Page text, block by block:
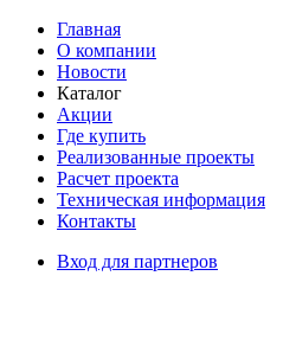
Главная
О компании
Новости
Каталог
Акции
Где купить
Реализованные проекты
Расчет проекта
Техническая информация
Контакты
Вход для партнеров